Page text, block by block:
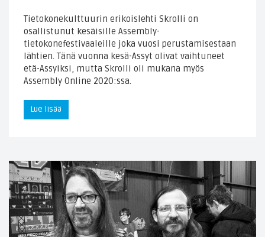
Tietokonekulttuurin erikoislehti Skrolli on
osallistunut kesäisille Assembly-
tietokonefestivaaleille joka vuosi perustamisestaan
lähtien. Tänä vuonna kesä-Assyt olivat vaihtuneet
etä-Assyiksi, mutta Skrolli oli mukana myös
Assembly Online 2020:ssa.
Lue lisää